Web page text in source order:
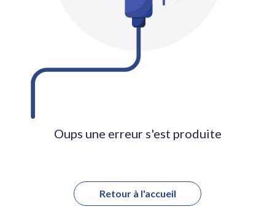
Oups une erreur s'est produite
Retour à l'accueil